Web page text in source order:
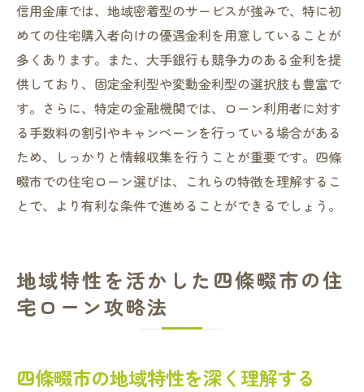
信用金庫では、地域密着型のサービスが強みで、特に初
めての住宅購入者向けの優遇金利を用意していることが
多くあります。また、大手銀行も競争力のある金利を提
供しており、固定金利型や変動金利型の選択肢も豊富で
す。さらに、特定の金融機関では、ローン利用者に対す
る手数料の割引やキャンペーンを行っている場合がある
ため、しっかりと情報収集を行うことが重要です。四條
畷市での住宅ローン選びは、これらの特徴を理解するこ
とで、より有利な条件で進めることができるでしょう。
地域特性を活かした四條畷市の住
宅ローン攻略法
四條畷市の地域特性を深く理解する